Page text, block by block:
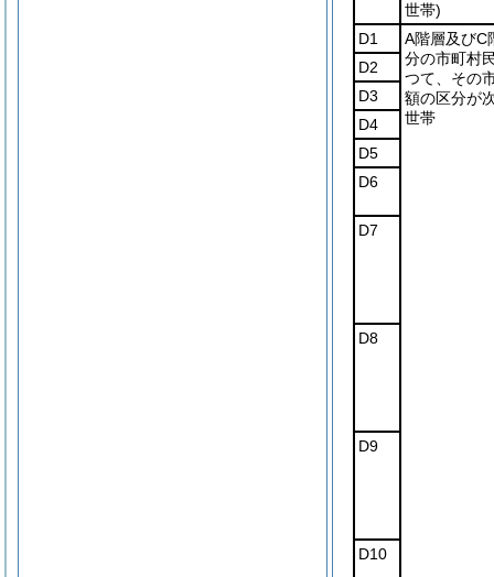
世帯)
D1
A階層及びC
分の市町村
つて、その
額の区分が
世帯
D2
D3
D4
D5
D6
D7
D8
D9
D10